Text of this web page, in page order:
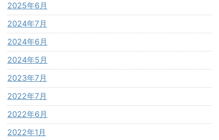
2025年6月
2024年7月
2024年6月
2024年5月
2023年7月
2022年7月
2022年6月
2022年1月